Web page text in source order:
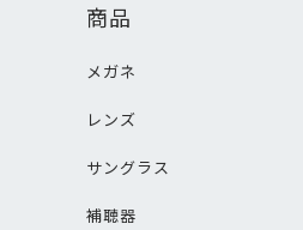
商品
メガネ
レンズ
サングラス
補聴器